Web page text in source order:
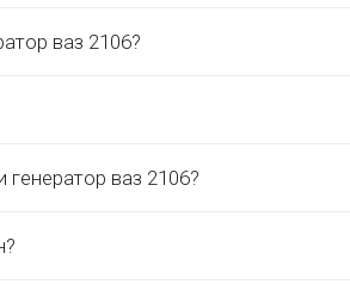
ваз 2106?
ваз 2106?